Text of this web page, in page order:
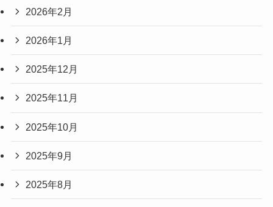
2026年2月
2026年1月
2025年12月
2025年11月
2025年10月
2025年9月
2025年8月